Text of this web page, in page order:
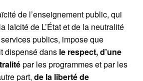
de l’enseignement public, qui
laïcité de L’État et de la neutralité
publics, impose que
dispensé dans le respect, d’une
par les programmes et par les
part, de la liberté de